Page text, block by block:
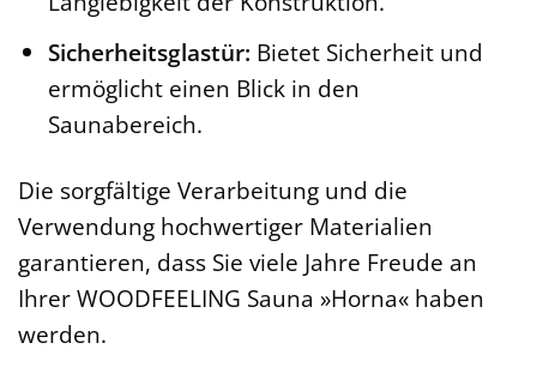
Sicherheitsglastür: Bietet Sicherheit und
ermöglicht einen Blick in den
Saunabereich.
Die sorgfältige Verarbeitung und die
Verwendung hochwertiger Materialien
garantieren, dass Sie viele Jahre Freude an
Ihrer WOODFEELING Sauna »Horna« haben
werden.